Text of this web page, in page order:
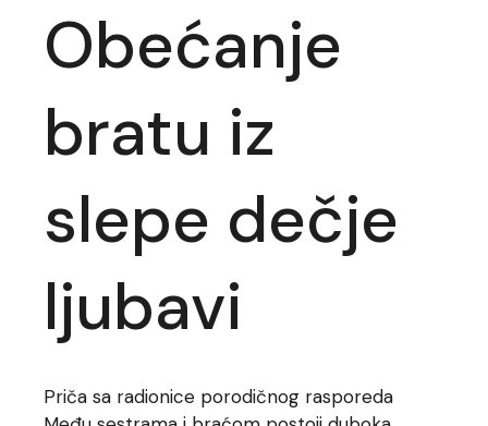
Obećanje
bratu iz
slepe dečje
ljubavi
Priča sa radionice porodičnog rasporeda